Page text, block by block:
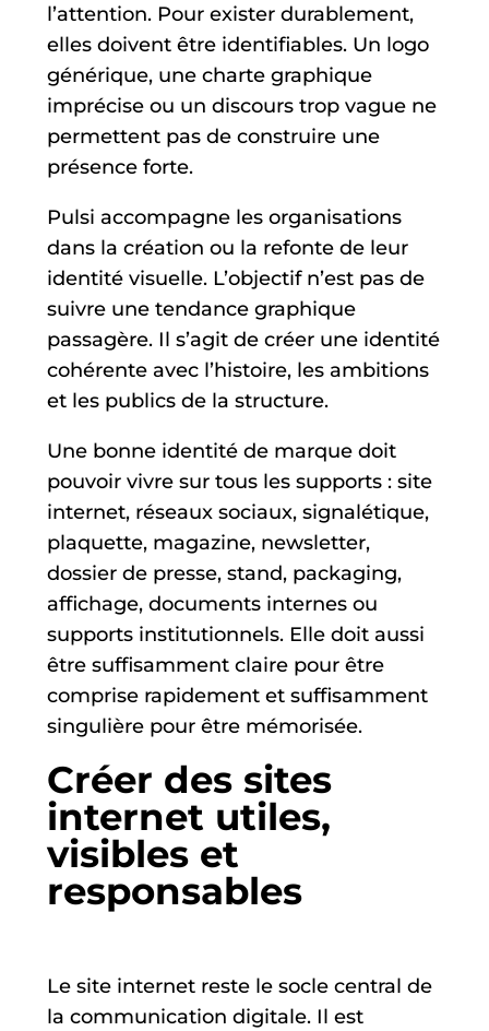
l’attention. Pour exister durablement,
elles doivent être identifiables. Un logo
générique, une charte graphique
imprécise ou un discours trop vague ne
permettent pas de construire une
présence forte.
Pulsi accompagne les organisations
dans la création ou la refonte de leur
identité visuelle. L’objectif n’est pas de
suivre une tendance graphique
passagère. Il s’agit de créer une identité
cohérente avec l’histoire, les ambitions
et les publics de la structure.
Une bonne identité de marque doit
pouvoir vivre sur tous les supports : site
internet, réseaux sociaux, signalétique,
plaquette, magazine, newsletter,
dossier de presse, stand, packaging,
affichage, documents internes ou
supports institutionnels. Elle doit aussi
être suffisamment claire pour être
comprise rapidement et suffisamment
singulière pour être mémorisée.
Créer des sites
internet utiles,
visibles et
responsables
Le site internet reste le socle central de
la communication digitale. Il est